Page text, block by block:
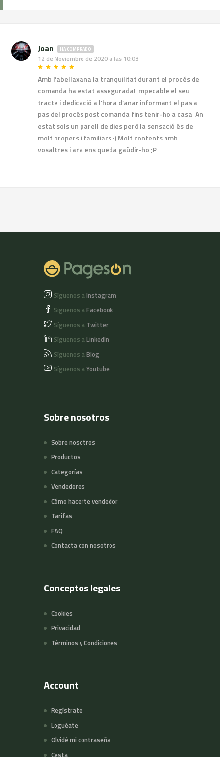
Joan HA COMPRADO
12 de Noviembre de 2020 a las 10:03
Amb l’abellaxana la tranquilitat durant el procés de
comanda ha estat assegurada! impecable el seu
tracte i dedicació a l’hora d’anar informant el pas a
pas del procés post comanda fins tenir-ho a casa! An
estat sols un parell de dies però la sensació és de
molt propers i familiars :) Molt contents amb
vosaltres i ara ens queda gaüdir-ho ;P
Síguenos aInstagram
Síguenos aFacebook
Síguenos a Twitter
Síguenos aLinkedIn
Síguenos aBlog
Síguenos aYoutube
Sobre nosotros
Sobre nosotros
Productos
Categorías
Vendedores
Cómo hacerte vendedor
Tarifas
FAQ
Contacta con nosotros
Conceptos legales
Cookies
Privacidad
Términos y Condiciones
Account
Regístrate
Loguéate
Olvidé mi contraseña
Cesta